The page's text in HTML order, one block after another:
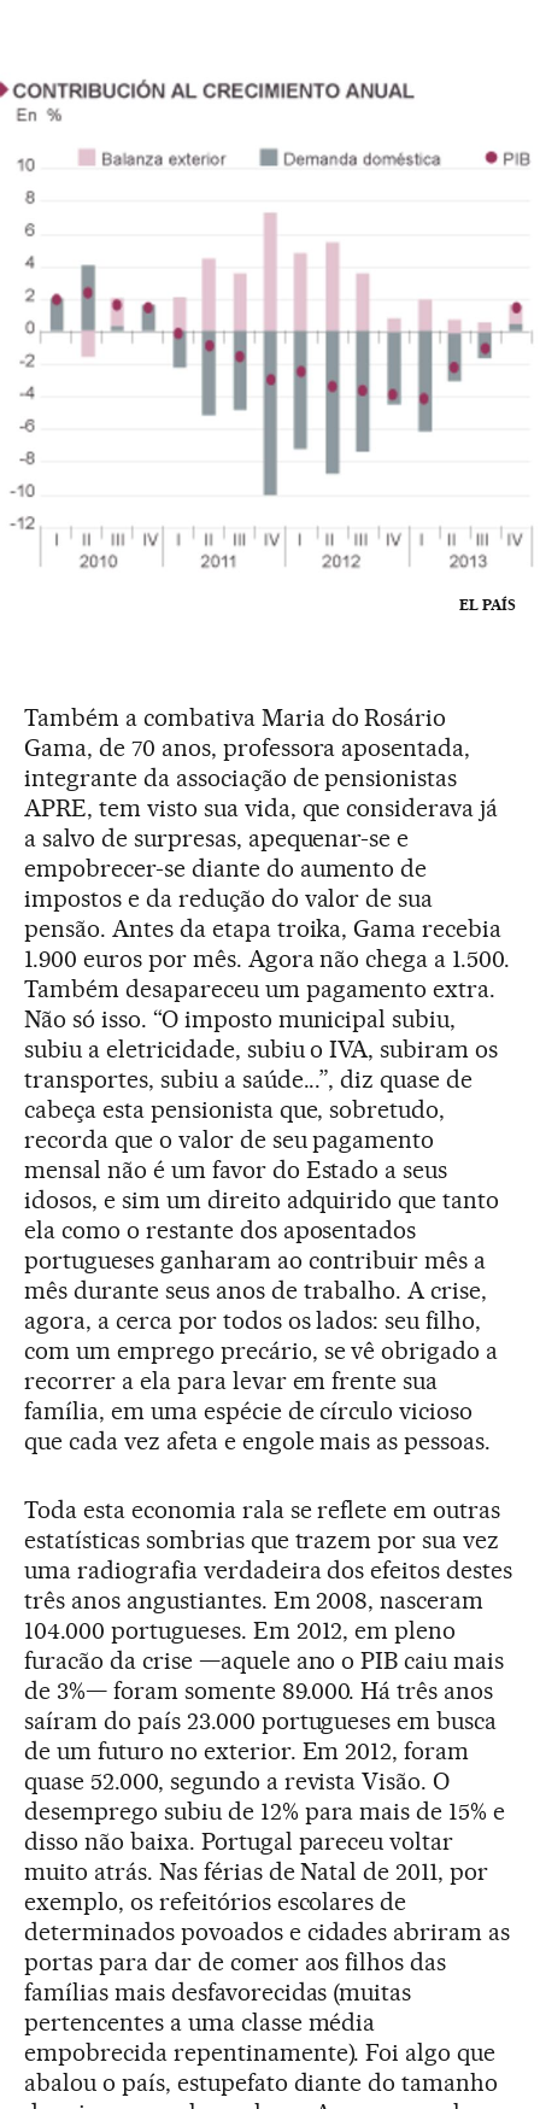
EL PAÍS
Também a combativa Maria do Rosário
Gama, de 70 anos, professora aposentada,
integrante da associação de pensionistas
APRE, tem visto sua vida, que considerava já
a salvo de surpresas, apequenar-se e
empobrecer-se diante do aumento de
impostos e da redução do valor de sua
pensão. Antes da etapa troika, Gama recebia
1.900 euros por mês. Agora não chega a 1.500.
Também desapareceu um pagamento extra.
Não só isso. “O imposto municipal subiu,
subiu a eletricidade, subiu o IVA, subiram os
transportes, subiu a saúde...”, diz quase de
cabeça esta pensionista que, sobretudo,
recorda que o valor de seu pagamento
mensal não é um favor do Estado a seus
idosos, e sim um direito adquirido que tanto
ela como o restante dos aposentados
portugueses ganharam ao contribuir mês a
mês durante seus anos de trabalho. A crise,
agora, a cerca por todos os lados: seu filho,
com um emprego precário, se vê obrigado a
recorrer a ela para levar em frente sua
família, em uma espécie de círculo vicioso
que cada vez afeta e engole mais as pessoas.
Toda esta economia rala se reflete em outras
estatísticas sombrias que trazem por sua vez
uma radiografia verdadeira dos efeitos destes
três anos angustiantes. Em 2008, nasceram
104.000 portugueses. Em 2012, em pleno
furacão da crise —aquele ano o PIB caiu mais
de 3%— foram somente 89.000. Há três anos
saíram do país 23.000 portugueses em busca
de um futuro no exterior. Em 2012, foram
quase 52.000, segundo a revista Visão. O
desemprego subiu de 12% para mais de 15% e
disso não baixa. Portugal pareceu voltar
muito atrás. Nas férias de Natal de 2011, por
exemplo, os refeitórios escolares de
determinados povoados e cidades abriram as
portas para dar de comer aos filhos das
famílias mais desfavorecidas (muitas
pertencentes a uma classe média
empobrecida repentinamente). Foi algo que
abalou o país, estupefato diante do tamanho